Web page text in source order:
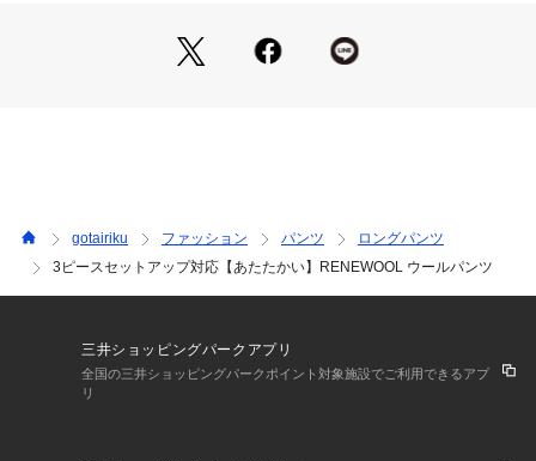
⇒紡績⇒織布⇒整理と全ての工程を日本国内(尾州)で行ってい
るリニュール。人の手作業で選別と反毛に入る前の附属等を取
す。
表地のストレッチ性を活かすため膝裏はキュプラ１００％ナチ
ュラルストレッチ素材を採用しているので快適な着心地を実現
【生地メーカー説明】尾州（日本の毛織物の産地で名古屋近
辺）で作った生地です。
gotairiku ファッション パンツ
ロングパンツ
3ピースセットアップ対応【あたたかい】RENEWOOL ウールパンツ
三井ショッピングパークアプリ
全国の三井ショッピングパークポイント対象施設でご利用できるアプ
リ